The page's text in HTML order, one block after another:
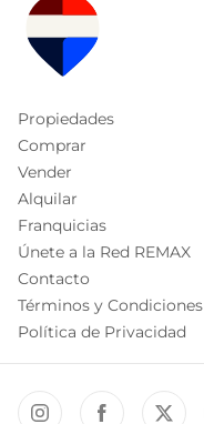
Propiedades
Comprar
Vender
Alquilar
Franquicias
Únete a la Red REMAX
Contacto
Términos y Condiciones
Política de Privacidad